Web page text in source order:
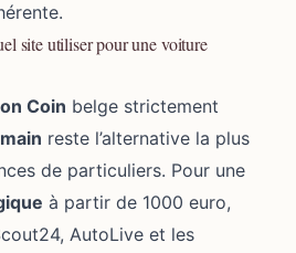
site utiliser pour une voiture
Coin belge strictement
reste l’alternative la plus
de particuliers. Pour une
à partir de 1000 euro,
AutoLive et les